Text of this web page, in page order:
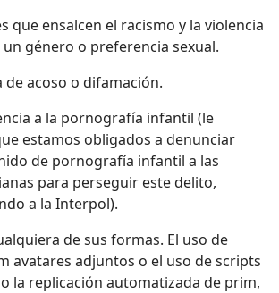
que ensalcen el racismo y la violencia
género o preferencia sexual.
acoso o difamación.
a la pornografía infantil (le
estamos obligados a denunciar
de pornografía infantil a las
para perseguir este delito,
a la Interpol).
de sus formas. El uso de
avatares adjuntos o el uso de scripts
la replicación automatizada de prim,